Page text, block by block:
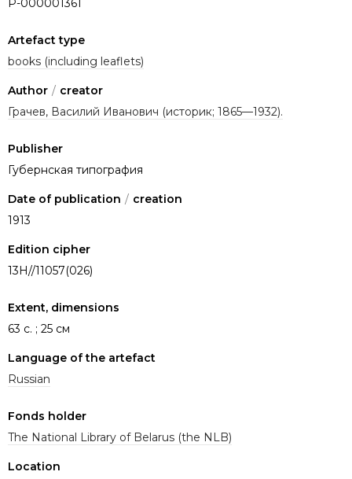
P-000001361
Artefact type
books (including leaflets)
Author / creator
Грачев, Василий Иванович (историк; 1865—1932).
Publisher
Губернская типография
Date of publication / creation
1913
Edition cipher
13Н//11057(026)
Extent, dimensions
63 с. ; 25 см
Language of the artefact
Russian
Fonds holder
The National Library of Belarus (the NLB)
Location